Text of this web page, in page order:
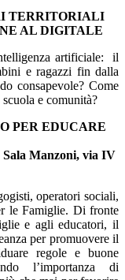
TERRITORIALI
AL DIGITALE
artificiale: il
e ragazzi fin dalla
consapevole? Come
e comunità?
PER EDUCARE
Sala Manzoni, via IV
operatori sociali,
le Famiglie. Di fronte
e agli educatori, il
per promuovere il
regole e buone
l’importanza di